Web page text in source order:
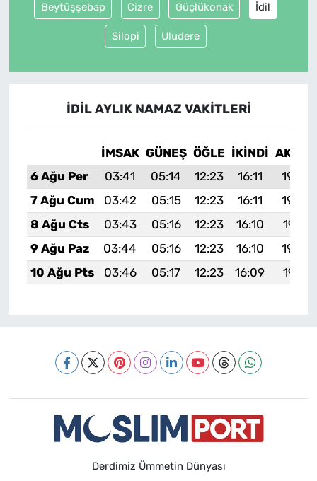
Beytüşşebap Cizre Güçlükonak İdil
Silopi Uludere
İDIL AYLIK NAMAZ VAKITLERI
İMSAK GÜNEŞ ÖĞLE İKINDI AKŞAM
6 Ağu Per
03:41 05:14 12:23 16:11
19:23
7 Ağu Cum
03:42 05:15 12:23 16:11
19:22
8 Ağu Cts
03:43 05:16 12:23 16:10
19:21
9 Ağu Paz
03:44 05:16 12:23 16:10
19:20
10 Ağu Pts
03:46 05:17 12:23 16:09 19:19
Derdimiz Ümmetin Dünyası